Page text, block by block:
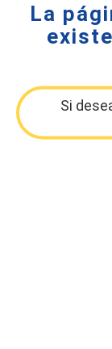
La
existe
Si